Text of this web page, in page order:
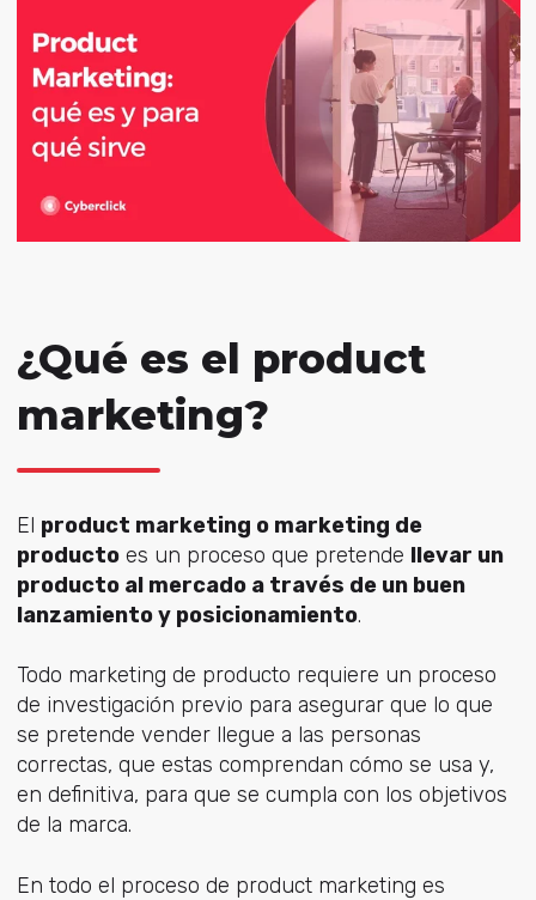
¿Qué es el product
marketing?
El product marketing o marketing de
productoes un proceso que pretende llevar un
producto al mercado a través de un buen
lanzamiento y posicionamiento.
Todo marketing de producto requiere un proceso
de investigación previo para asegurar que lo que
se pretende vender llegue a las personas
correctas, que estas comprendan cómo se usa y,
en definitiva, para que se cumpla con los objetivos
de la marca.
En todo el proceso de product marketing es